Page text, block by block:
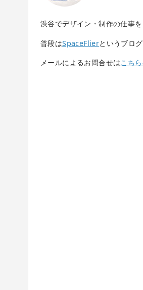
渋谷でデザイン・制作の仕事
普段はSpaceFlierというブロ
メールによるお問合せはこち